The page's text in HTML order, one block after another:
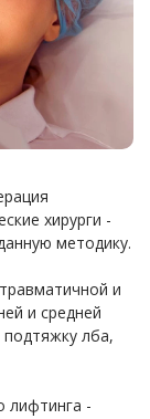
хирурги -
методику.
и
и средней
лба,
лифтинга -